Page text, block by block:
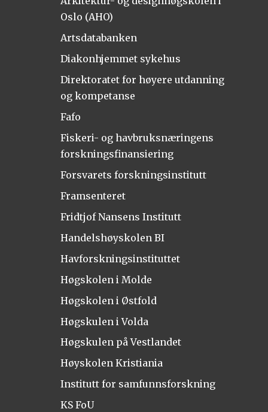
Oslo (AHO)
Artsdatabanken
Diakonhjemmet sykehus
Direktoratet for høyere utdanning
og kompetanse
Fafo
Fiskeri- og havbruksnæringens
forskningsfinansiering
Forsvarets forskningsinstitutt
Framsenteret
Fridtjof Nansens Institutt
Handelshøyskolen BI
Havforskningsinstituttet
Høgskolen i Molde
Høgskolen i Østfold
Høgskulen i Volda
Høgskulen på Vestlandet
Høyskolen Kristiania
Institutt for samfunnsforskning
KS FoU